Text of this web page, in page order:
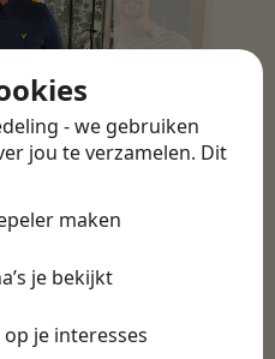
- we gebruiken
jou te verzamelen. Dit
maken
je bekijkt
je interesses